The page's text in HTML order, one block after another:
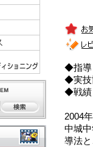
◆指導
◆実技
◆戦績
2004
中城
導法